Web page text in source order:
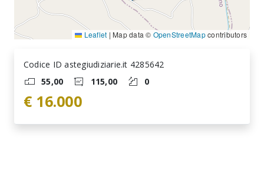
Leaflet | Map data © OpenStreetMapcontributors
Codice ID astegiudiziarie.it 4285642
55,00
115,00 0
€ 16.000